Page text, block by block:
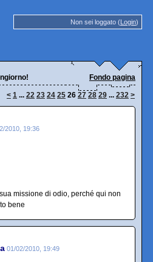
Non sei loggato (Login)
Fondo pagina
< 1 ... 22 23 24 25 26 27 28 29 ... 232 >
2010, 19:36
missione di odio, perché qui non
bene
01/02/2010, 19:49